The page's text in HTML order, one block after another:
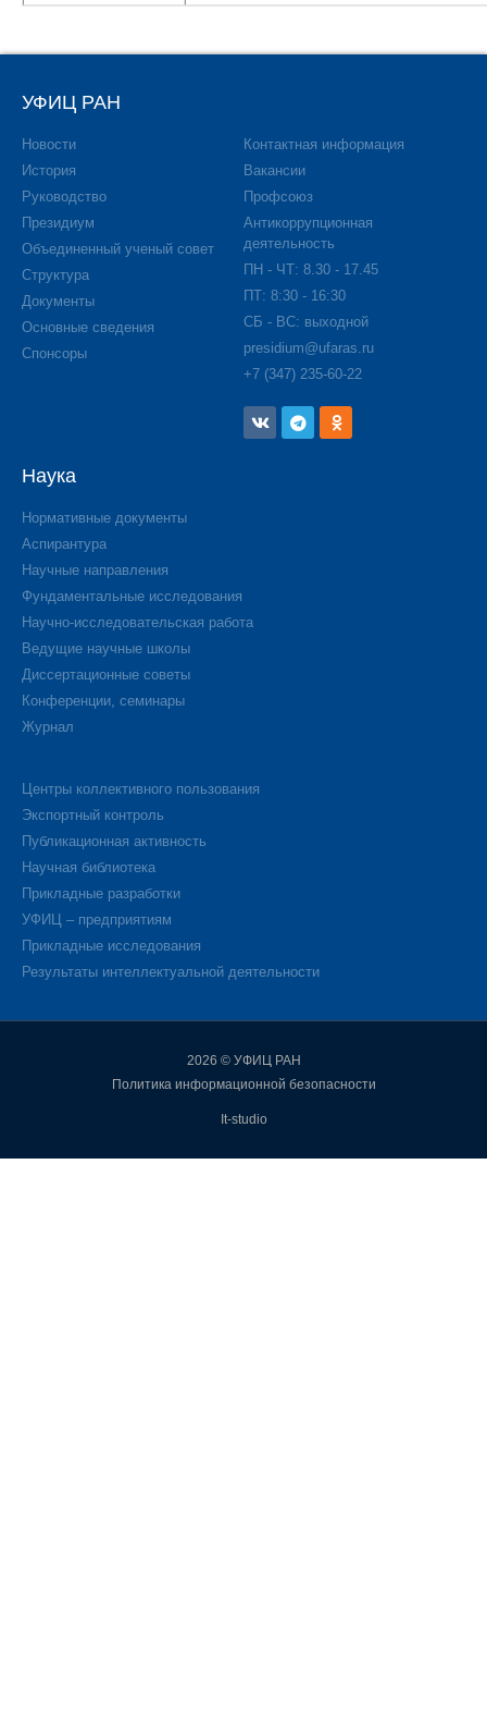
УФИЦ РАН
Новости
История
Руководство
Президиум
Объединенный ученый совет
Структура
Документы
Основные сведения
Спонсоры
Контактная информация
Вакансии
Профсоюз
Антикоррупционная
деятельность
ПН - ЧТ: 8.30 - 17.45
ПТ: 8:30 - 16:30
СБ - ВС: выходной
presidium@ufaras.ru
+7 (347) 235-60-22
Наука
Нормативные документы
Аспирантура
Научные направления
Фундаментальные исследования
Научно-исследовательская работа
Ведущие научные школы
Диссертационные советы
Конференции, семинары
Журнал
Центры коллективного пользования
Экспортный контроль
Публикационная активность
Научная библиотека
Прикладные разработки
УФИЦ – предприятиям
Прикладные исследования
Результаты интеллектуальной деятельности
2026 © УФИЦ РАН
Политика информационной безопасности
It-studio